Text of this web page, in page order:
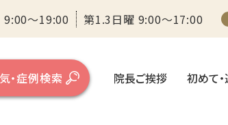
ター（大阪）
9:00～19:00 第1.3日曜 9:00～17:00
・症例検索 院長ご挨拶 初めて